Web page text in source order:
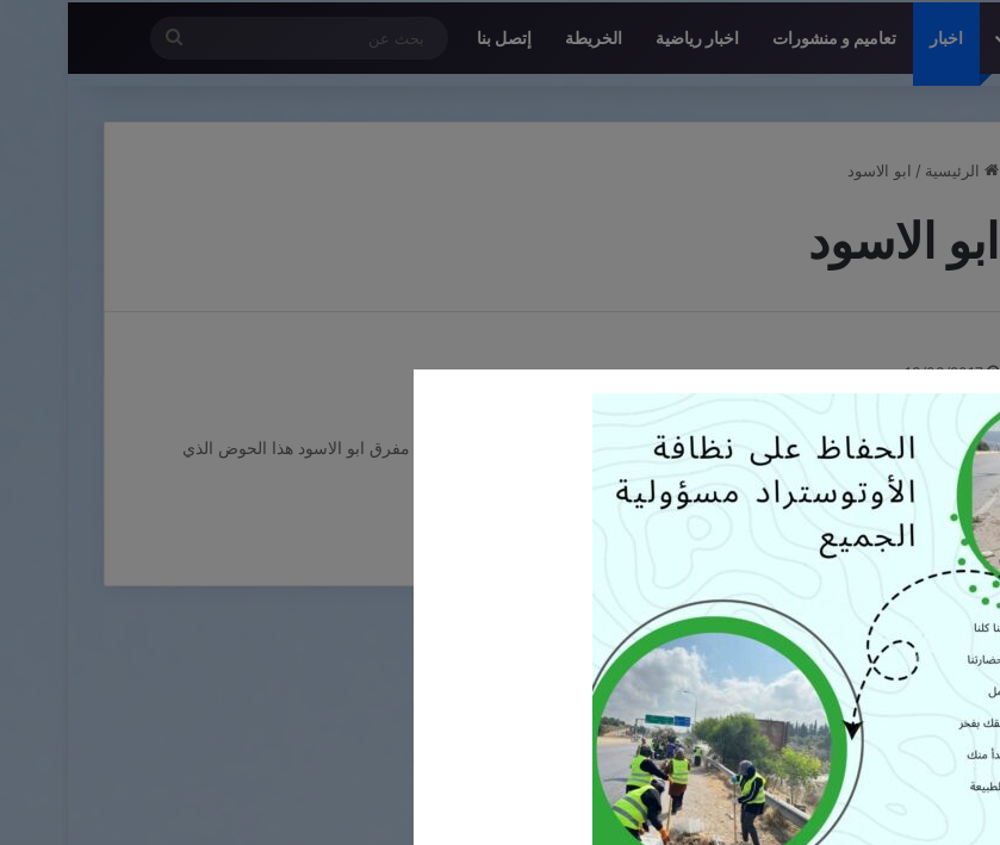
اخبار تعاميم و منشورات اخبار رياضية الخريطة إتصل بنا
عن
الرئيسية / ابو الاسود
ابو الاسود
13/03/2017
ازالة الحوض من وسط الطريق عند مفرق ابو الاسود
قامت الفرق التابعة لاتحاد بلديات ساحل الزهراني بإزالة الحوض من وسط الطريق عند مفرق ابو الاسود هذا الحوض الذي
يشكل خطراً على…
أكمل القراءة »